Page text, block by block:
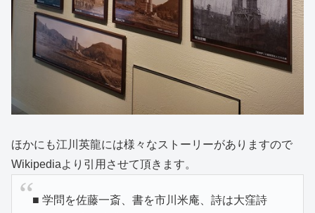
ほかにも江川英龍には様々なストーリーがありますので
Wikipediaより引用させて頂きます。
■ 学問を佐藤一斎、書を市川米庵、詩は大窪詩